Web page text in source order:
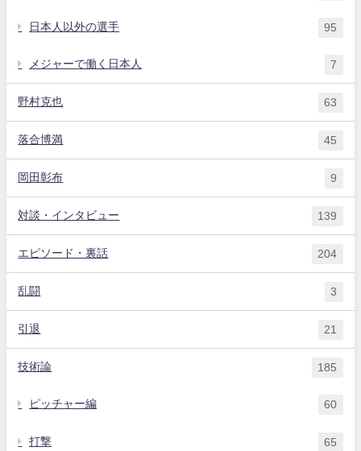
日本人以外の選手 95
メジャーで働く日本人 7
野村克也 63
落合博満 45
岡田彰布 9
対談・インタビュー 139
エピソード・裏話 204
乱闘 3
引退 21
技術論 185
ピッチャー編 60
打撃 65